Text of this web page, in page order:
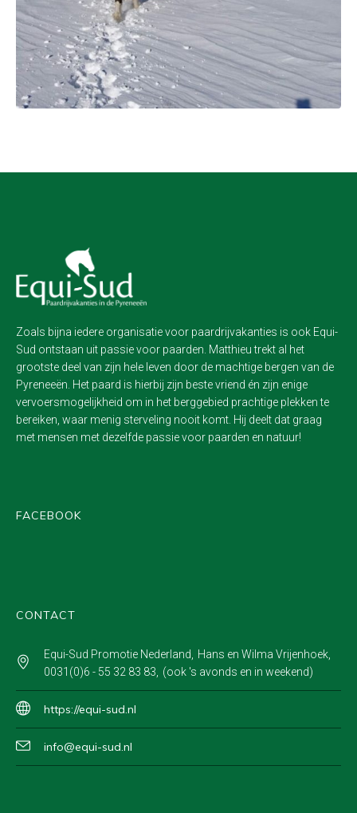
Zoals bijna iedere organisatie voor paardrijvakanties is ook Equi-
Sud ontstaan uit passie voor paarden. Matthieu trekt al het
grootste deel van zijn hele leven door de machtige bergen van de
Pyreneeën. Het paard is hierbij zijn beste vriend én zijn enige
vervoersmogelijkheid om in het berggebied prachtige plekken te
bereiken, waar menig sterveling nooit komt. Hij deelt dat graag
met mensen met dezelfde passie voor paarden en natuur!
FACEBOOK
CONTACT
Equi-Sud Promotie Nederland
Hans en Wilma Vrijenhoek
0031(0)6 - 55 32 83 83
(ook 's avonds en in weekend)
https://equi-sud.nl
info@equi-sud.nl